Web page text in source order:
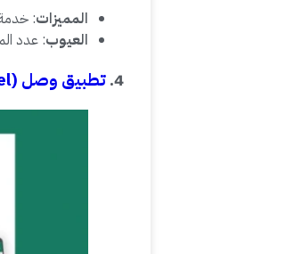
المميزات:
العيوب: عدد
4. تطبيق وصل (Wssel)